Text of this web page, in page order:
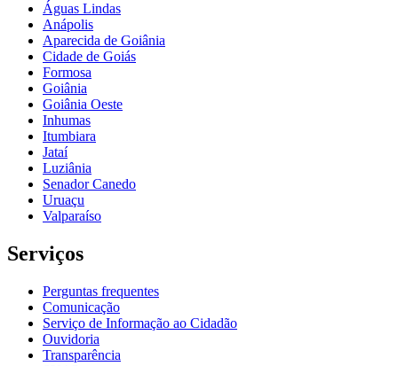
Águas Lindas
Anápolis
Aparecida de Goiânia
Cidade de Goiás
Formosa
Goiânia
Goiânia Oeste
Inhumas
Itumbiara
Jataí
Luziânia
Senador Canedo
Uruaçu
Valparaíso
Serviços
Perguntas frequentes
Comunicação
Serviço de Informação ao Cidadão
Ouvidoria
Transparência